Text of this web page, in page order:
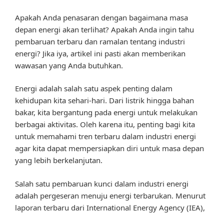
Apakah Anda penasaran dengan bagaimana masa
depan energi akan terlihat? Apakah Anda ingin tahu
pembaruan terbaru dan ramalan tentang industri
energi? Jika iya, artikel ini pasti akan memberikan
wawasan yang Anda butuhkan.
Energi adalah salah satu aspek penting dalam
kehidupan kita sehari-hari. Dari listrik hingga bahan
bakar, kita bergantung pada energi untuk melakukan
berbagai aktivitas. Oleh karena itu, penting bagi kita
untuk memahami tren terbaru dalam industri energi
agar kita dapat mempersiapkan diri untuk masa depan
yang lebih berkelanjutan.
Salah satu pembaruan kunci dalam industri energi
adalah pergeseran menuju energi terbarukan. Menurut
laporan terbaru dari International Energy Agency (IEA),